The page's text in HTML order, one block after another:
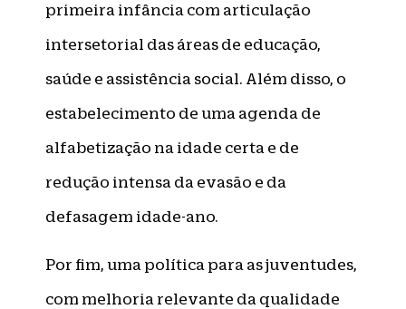
primeira infância com articulação
intersetorial das áreas de educação,
saúde e assistência social. Além disso, o
estabelecimento de uma agenda de
alfabetização na idade certa e de
redução intensa da evasão e da
defasagem idade-ano.
Por fim, uma política para as juventudes,
com melhoria relevante da qualidade